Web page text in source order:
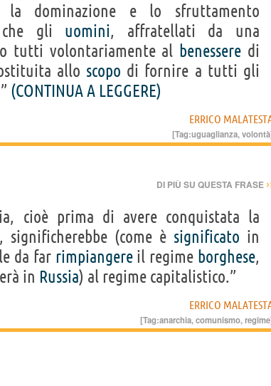
la dominazione e lo sfruttamento
gli uomini, affratellati da una
tutti volontariamente al benessere di
allo scopo di fornire a tutti gli
(CONTINUA A LEGGERE)
ERRICO
[Tag:uguaglianza,volontà
DI PIÙ SU QUESTA FRASE
cioè prima di avere conquistata la
, significherebbe (come è significato in
da far rimpiangereil regime borghese,
in Russia) al regime capitalistico.”
ERRICO
[Tag:anarchia,comunismo,regime